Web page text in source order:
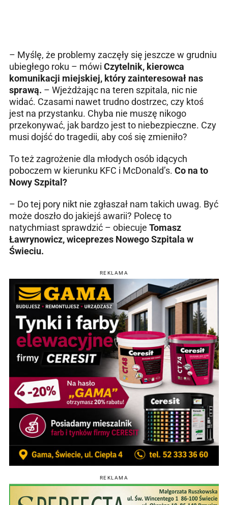
– Myślę, że problemy zaczęły się jeszcze w grudniu
ubiegłego roku – mówi Czytelnik, kierowca
komunikacji miejskiej, który zainteresował nas
sprawą. – Wjeżdżając na teren szpitala, nic nie
widać. Czasami nawet trudno dostrzec, czy ktoś
jest na przystanku. Chyba nie muszę nikogo
przekonywać, jak bardzo jest to niebezpieczne. Czy
musi dojść do tragedii, aby coś się zmieniło?
To też zagrożenie dla młodych osób idących
poboczem w kierunku KFC i McDonald’s. Co na to
Nowy Szpital?
– Do tej pory nikt nie zgłaszał nam takich uwag. Być
może doszło do jakiejś awarii? Polecę to
natychmiast sprawdzić – obiecuje Tomasz
Ławrynowicz, wiceprezes Nowego Szpitala w
Świeciu.
REKLAMA
REKLAMA